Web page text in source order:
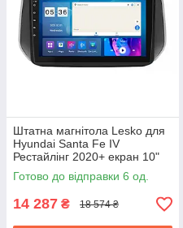
Штатна магнітола Lesko для
Hyundai Santa Fe IV
Рестайлінг 2020+ екран 10"
4/64Gb CarPlay 4G Wi-Fi GPS
Prime
Готово до відправки 6 од.
14 287 ₴ 18 574 ₴